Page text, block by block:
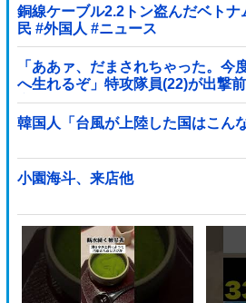
銅線ケーブル2.2トン盗んだベト
民 #外国人 #ニュース
「ああァ、だまされちゃった。今
へ生れるぞ」特攻隊員(22)が出撃
音！
韓国人「台風が上陸した国はこん
小園海斗、来店他